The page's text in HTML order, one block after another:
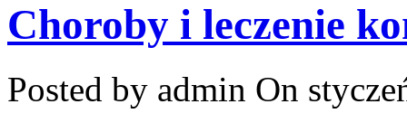
Choroby i leczenie
Posted by admin On